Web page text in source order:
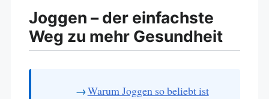
Joggen – der einfachste
Weg zu mehr Gesundheit
Warum Joggen so beliebt ist